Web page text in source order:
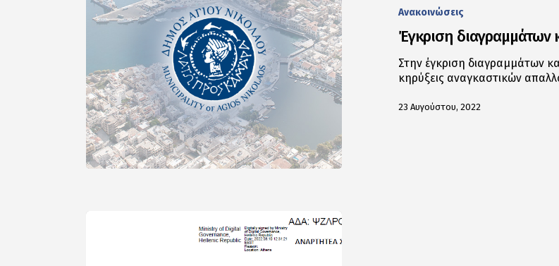
Ανακοινώσεις
Έγκριση διαγραμμάτων
Στην έγκριση διαγραμμάτων
κηρύξεις αναγκαστικών
23 Αυγούστου, 2022